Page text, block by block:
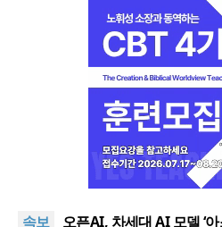
속보
기감 이대위, 감신대 도서
34.4% 감소
오픈AI, 차세대 AI 모델 ‘